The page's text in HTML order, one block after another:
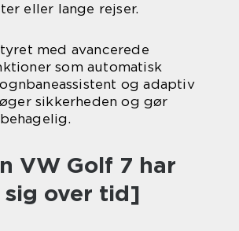
eller lange rejser.
med avancerede
som automatisk
og adaptiv
sikkerheden og gør
VW Golf 7 har
over tid]